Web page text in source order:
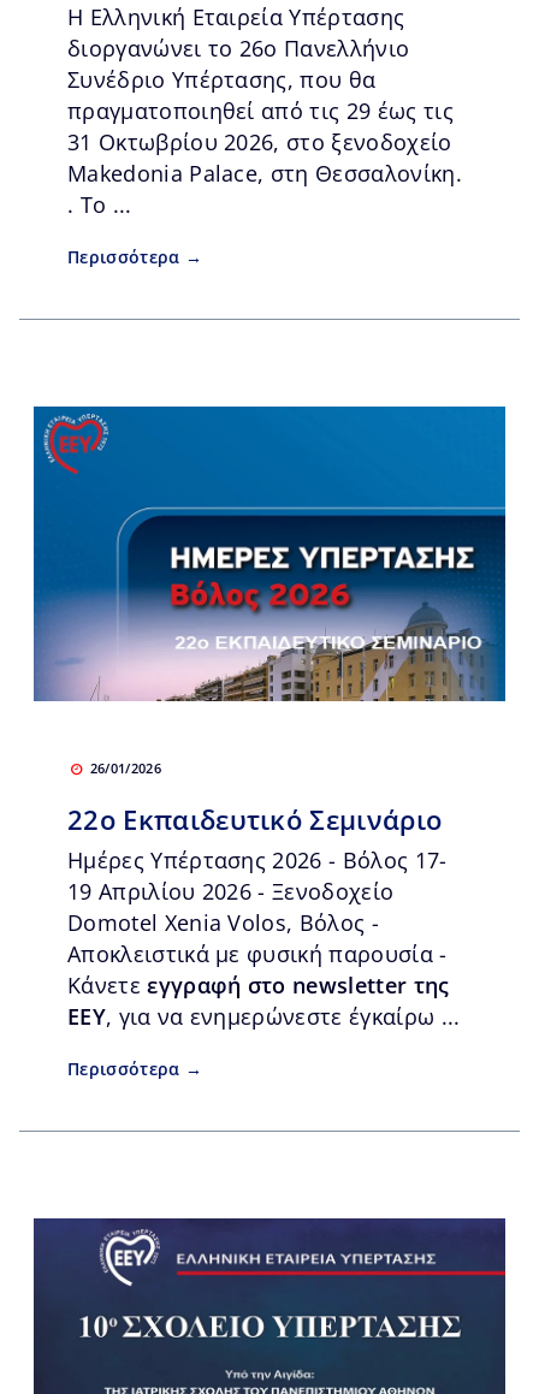
Η Ελληνική Εταιρεία Υπέρτασης
διοργανώνει το 26ο Πανελλήνιο
Συνέδριο Υπέρτασης, που θα
πραγματοποιηθεί από τις 29 έως τις
31 Οκτωβρίου 2026, στο ξενοδοχείο
Makedonia Palace, στη Θεσσαλονίκη.
. Το ...
Περισσότερα →
26/01/2026
22ο Εκπαιδευτικό Σεμινάριο
Ημέρες Υπέρτασης 2026 - Βόλος 17-
19 Απριλίου 2026 - Ξενοδοχείο
Domotel Xenia Volos, Βόλος -
Αποκλειστικά με φυσική παρουσία -
Κάνετεεγγραφή στο newsletter της
ΕΕΥ, για να ενημερώνεστε έγκαίρω ...
Περισσότερα →